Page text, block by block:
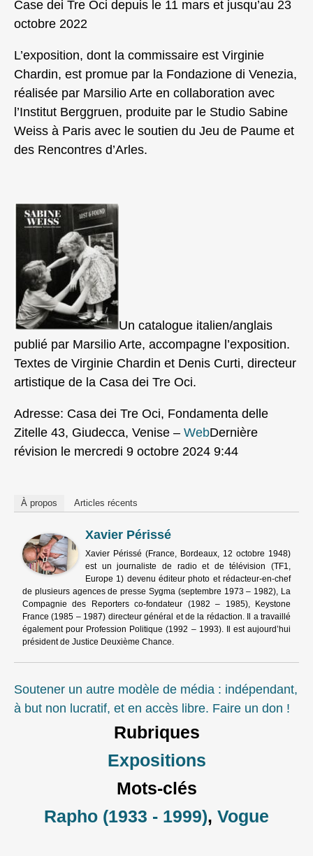
Case dei Tre Oci depuis le 11 mars et jusqu’au 23
octobre 2022
L’exposition, dont la commissaire est Virginie
Chardin, est promue par la Fondazione di Venezia,
réalisée par Marsilio Arte en collaboration avec
l’Institut Berggruen, produite par le Studio Sabine
Weiss à Paris avec le soutien du Jeu de Paume et
des Rencontres d’Arles.
Un catalogue italien/anglais
publié par Marsilio Arte, accompagne l’exposition.
Textes de Virginie Chardin et Denis Curti, directeur
artistique de la Casa dei Tre Oci.
Adresse: Casa dei Tre Oci, Fondamenta delle
Zitelle 43, Giudecca, Venise – WebDernière
révision le mercredi 9 octobre 2024 9:44
À propos Articles récents
Xavier Périssé
Xavier Périssé (France, Bordeaux, 12 octobre 1948)
est un journaliste de radio et de télévision (TF1,
Europe 1) devenu éditeur photo et rédacteur-en-chef
de plusieurs agences de presse Sygma (septembre 1973 – 1982), La
Compagnie des Reporters co-fondateur (1982 – 1985), Keystone
France (1985 – 1987) directeur général et de la rédaction. Il a travaillé
également pour Profession Politique (1992 – 1993). Il est aujourd’hui
président de Justice Deuxième Chance.
Soutener un autre modèle de média : indépendant,
à but non lucratif, et en accès libre. Faire un don !
Rubriques
Expositions
Mots-clés
Rapho (1933 - 1999), Vogue